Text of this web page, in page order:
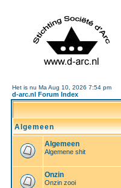
Het is nu Ma Aug 10, 2026 7:54 pm
d-arc.nl Forum Index
Algemeen
Algemeen
Algemene shit
Onzin
Onzin zooi